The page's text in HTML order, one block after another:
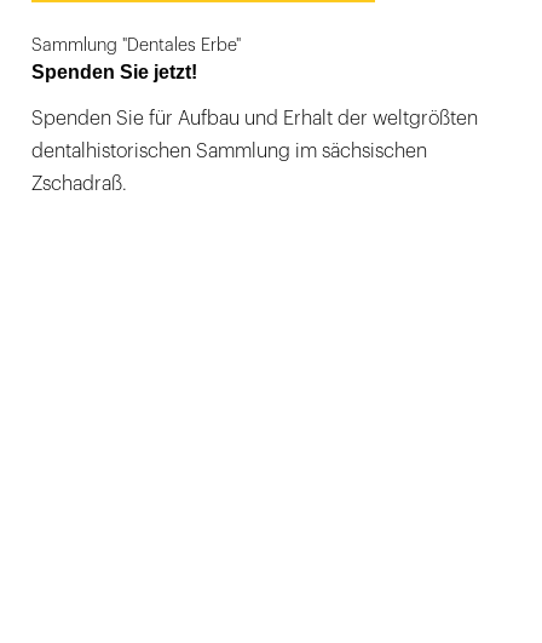
Sammlung "Dentales Erbe"
Spenden Sie jetzt!
Spenden Sie für Aufbau und Erhalt der weltgrößten
dentalhistorischen Sammlung im sächsischen
Zschadraß.